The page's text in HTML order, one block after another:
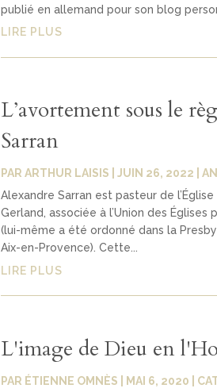
publié en allemand pour son blog
LIRE PLUS
L’avortement sous le
Sarran
PAR ARTHUR LAISIS JUIN 26, 2022
Alexandre Sarran est pasteur de
Gerland, associée à l’Union des
(lui-même a été ordonné dans la
Aix-en-Provence). Cette...
LIRE PLUS
L'image de Dieu en
PAR ÉTIENNE OMNÈS MAI 6, 2020